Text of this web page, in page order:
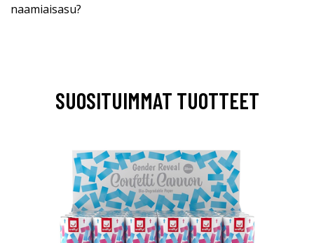
naamiaisasu?
SUOSITUIMMAT TUOTTEET